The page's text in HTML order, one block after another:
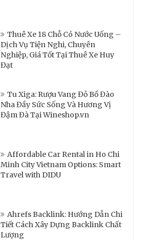
Thuê Xe 18 Chỗ Có Nước Uống –
Dịch Vụ Tiện Nghi, Chuyên
Nghiệp, Giá Tốt Tại Thuê Xe Huy
Đạt
Tu Xiga: Rượu Vang Đỏ Bồ Đào
Nha Đầy Sức Sống Và Hương Vị
Đậm Đà Tại Wineshop.vn
Affordable Car Rental in Ho Chi
Minh City Vietnam Options: Smart
Travel with DIDU
Ahrefs Backlink: Hướng Dẫn Chi
Tiết Cách Xây Dựng Backlink Chất
Lượng